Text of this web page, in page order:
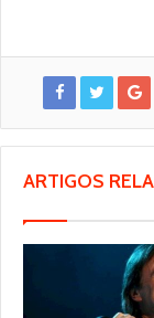
ARTIGOS